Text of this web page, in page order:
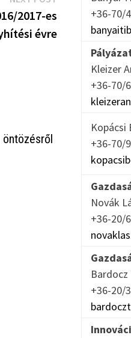
post:
2017-es
évre
öntözésről
+36-70/
Kleizer
+36-70/
Kopácsi
+36-70/
Novák
+36-20/
Bardocz
+36-20/